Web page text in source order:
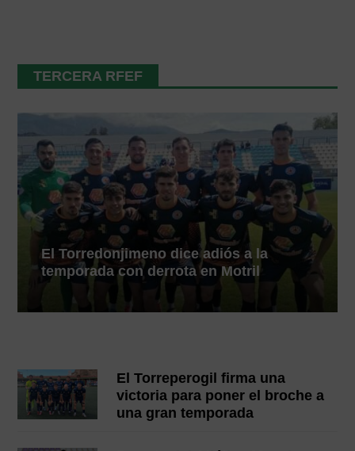
TERCERA RFEF
El Torredonjimeno dice adiós a la
temporada con derrota en Motril
El Torreperogil firma una
victoria para poner el broche a
una gran temporada